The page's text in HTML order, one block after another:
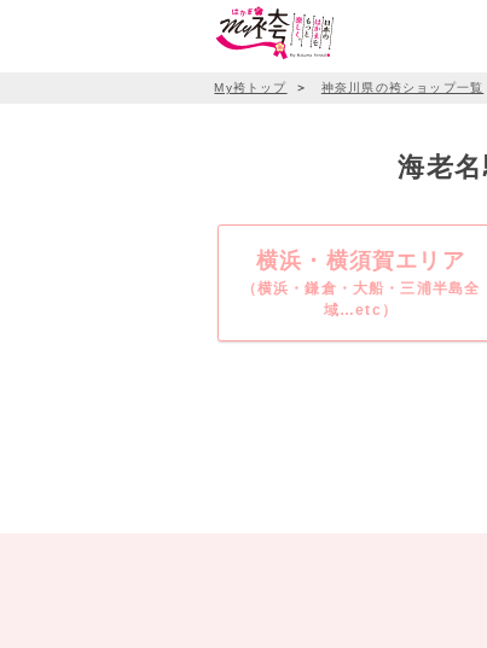
My袴トップ ＞ 神奈川県の袴ショップ一覧
海老
横浜・横須賀エリア
（横浜・鎌倉・大船・三浦半島全
域…etc）